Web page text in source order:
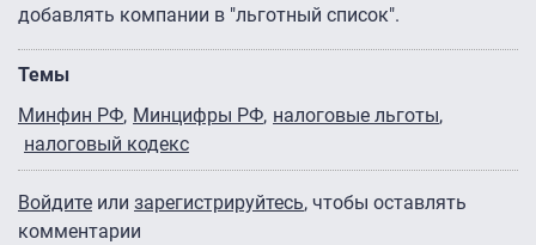
добавлять компании в "льготный список".
Темы
Минфин РФ Минцифры РФ налоговые льготы
налоговый кодекс
Войдите или зарегистрируйтесь, чтобы оставлять
комментарии